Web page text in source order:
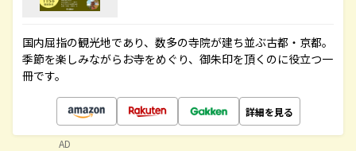
国内屈指の観光地であり、数多の寺院が建ち並ぶ古都・京都。
季節を楽しみながらお寺をめぐり、御朱印を頂くのに役立つ一
冊です。
詳細を見る
AD